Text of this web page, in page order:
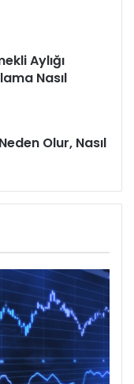
Aylığı
Nasıl
Olur, Nasıl